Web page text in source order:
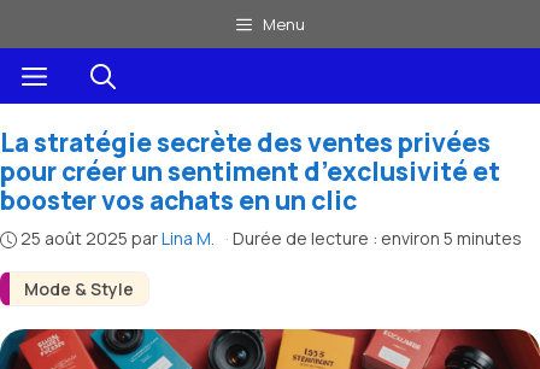
au
contenu
Menu
Menu
Mode & Style
La stratégie secrète des ventes privées
pour créer un sentiment d’exclusivité et
booster vos achats en un clic
25 août 2025 parLina M. · Durée de lecture : environ 5 minutes